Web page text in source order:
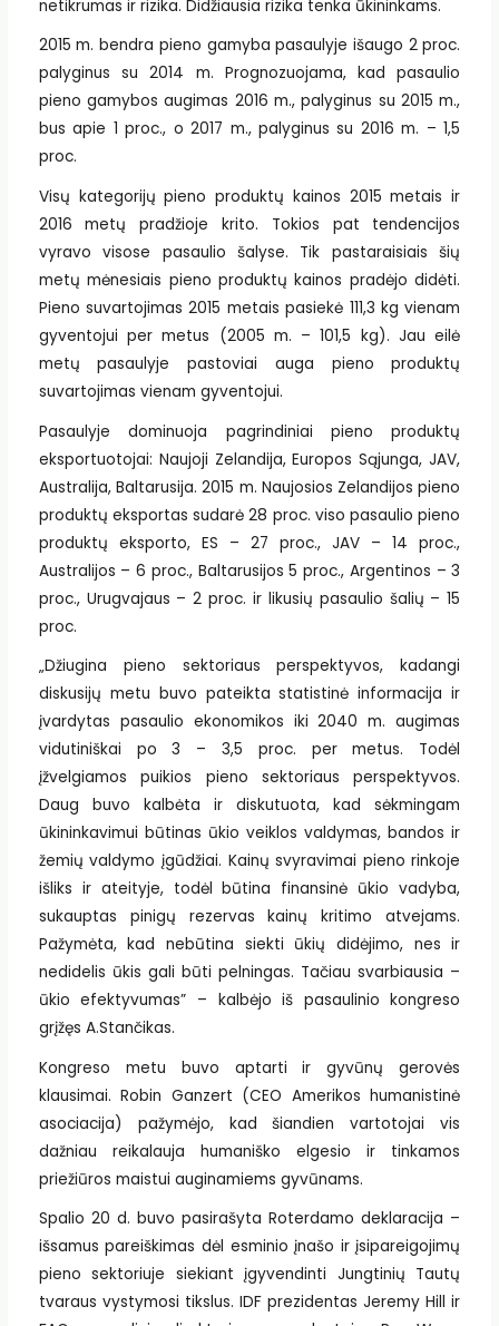
netikrumas ir rizika. Didžiausia rizika tenka ūkininkams.
2015 m. bendra pieno gamyba pasaulyje išaugo 2 proc.
palyginus su 2014 m. Prognozuojama, kad pasaulio
pieno gamybos augimas 2016 m., palyginus su 2015 m.,
bus apie 1 proc., o 2017 m., palyginus su 2016 m. – 1,5
proc.
Visų kategorijų pieno produktų kainos 2015 metais ir
2016 metų pradžioje krito. Tokios pat tendencijos
vyravo visose pasaulio šalyse. Tik pastaraisiais šių
metų mėnesiais pieno produktų kainos pradėjo didėti.
Pieno suvartojimas 2015 metais pasiekė 111,3 kg vienam
gyventojui per metus (2005 m. – 101,5 kg). Jau eilė
metų pasaulyje pastoviai auga pieno produktų
suvartojimas vienam gyventojui.
Pasaulyje dominuoja pagrindiniai pieno produktų
eksportuotojai: Naujoji Zelandija, Europos Sąjunga, JAV,
Australija, Baltarusija. 2015 m. Naujosios Zelandijos pieno
produktų eksportas sudarė 28 proc. viso pasaulio pieno
produktų eksporto, ES – 27 proc., JAV – 14 proc.,
Australijos – 6 proc., Baltarusijos 5 proc., Argentinos – 3
proc., Urugvajaus – 2 proc. ir likusių pasaulio šalių – 15
proc.
„Džiugina pieno sektoriaus perspektyvos, kadangi
diskusijų metu buvo pateikta statistinė informacija ir
įvardytas pasaulio ekonomikos iki 2040 m. augimas
vidutiniškai po 3 – 3,5 proc. per metus. Todėl
įžvelgiamos puikios pieno sektoriaus perspektyvos.
Daug buvo kalbėta ir diskutuota, kad sėkmingam
ūkininkavimui būtinas ūkio veiklos valdymas, bandos ir
žemių valdymo įgūdžiai. Kainų svyravimai pieno rinkoje
išliks ir ateityje, todėl būtina finansinė ūkio vadyba,
sukauptas pinigų rezervas kainų kritimo atvejams.
Pažymėta, kad nebūtina siekti ūkių didėjimo, nes ir
nedidelis ūkis gali būti pelningas. Tačiau svarbiausia –
ūkio efektyvumas” – kalbėjo iš pasaulinio kongreso
grįžęs A.Stančikas.
Kongreso metu buvo aptarti ir gyvūnų gerovės
klausimai. Robin Ganzert (CEO Amerikos humanistinė
asociacija) pažymėjo, kad šiandien vartotojai vis
dažniau reikalauja humaniško elgesio ir tinkamos
priežiūros maistui auginamiems gyvūnams.
Spalio 20 d. buvo pasirašyta Roterdamo deklaracija –
išsamus pareiškimas dėl esminio įnašo ir įsipareigojimų
pieno sektoriuje siekiant įgyvendinti Jungtinių Tautų
tvaraus vystymosi tikslus. IDF prezidentas Jeremy Hill ir